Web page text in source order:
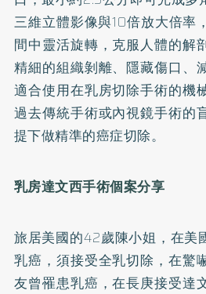
三維立體影像與10倍放大倍率
間中靈活旋轉，克服人體的解
精細的組織剝離、隱藏傷口、
適合使用在乳房切除手術的機
過去傳統手術或內視鏡手術的
提下做精準的癌症切除。
乳房達文西手術個案分享
旅居美國的42歲陳小姐，在美
乳癌，須接受全乳切除，在驚
友曾罹患乳癌，在長庚接受達